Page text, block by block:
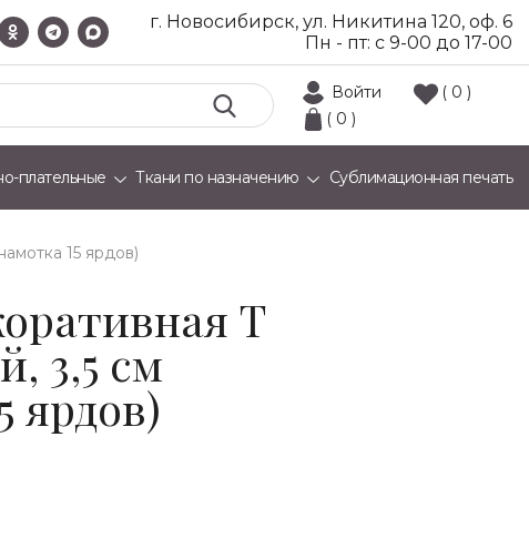
г. Новосибирск, ул. Никитина 120, оф. 6
Пн - пт: с 9-00 до 17-00
Войти
( 0 )
( 0 )
плательные Ткани по назначению Сублимационная печать
15 ярдов)
Т
3,5 см
ярдов)